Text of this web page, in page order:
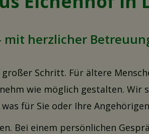
herzlicher
Schritt. Für ältere
wie möglich gestalten.
für Sie oder Ihre
Bei einem persönlichen